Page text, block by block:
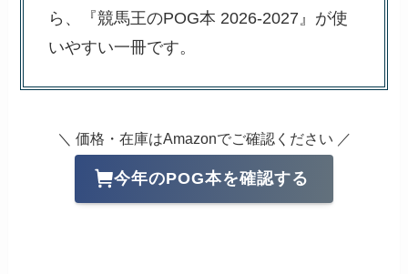
ら、『競馬王のPOG本 2026-2027』が使
いやすい一冊です。
＼ 価格・在庫はAmazonでご確認ください ／
今年のPOG本を確認する